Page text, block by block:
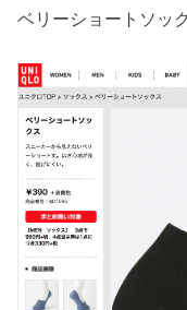
ベリーショートソッ